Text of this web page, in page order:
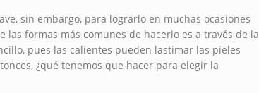
sin embargo, para lograrlo en muchas ocasiones
formas más comunes de hacerlo es a través de la
pues las calientes pueden lastimar las pieles
¿qué tenemos que hacer para elegir la